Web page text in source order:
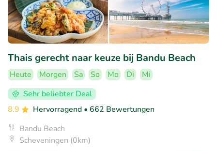
Thais gerecht naar keuze bij Bandu Beach
Heute Morgen Sa So Mo Di
Mi
Sehr beliebter Deal
8.9
Hervorragend • 662 Bewertungen
Bandu Beach
Scheveningen (0km)